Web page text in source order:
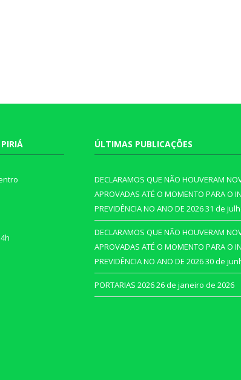
ÚLTIMAS PUBLICAÇÕES
DECLARAMOS QUE NÃO HOUVERAM
APROVADAS ATÉ O MOMENTO PARA O
PREVIDÊNCIA NO ANO DE 202631 de
DECLARAMOS QUE NÃO HOUVERAM
APROVADAS ATÉ O MOMENTO PARA O
PREVIDÊNCIA NO ANO DE 202630 de
PORTARIAS 202626 de janeiro de 2026